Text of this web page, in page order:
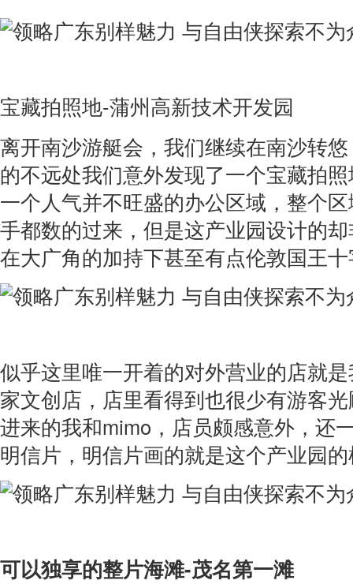
宝藏拍照地-蒲州高新技术开发园
离开南沙游艇会，我们继续在南沙转
的不远处我们意外发现了一个宝藏拍
一个人气并不旺盛的办公区域，整个
手都数的过来，但是这产业园设计的
在大广角的加持下甚至有点伦敦国王
似乎这里唯一开着的对外营业的店就
家文创店，店里看得到也很少有游客
进来的我和mimo，店员颇感意外，还
明信片，明信片画的就是这个产业园
可以独享的整片海滩-茂名第一滩